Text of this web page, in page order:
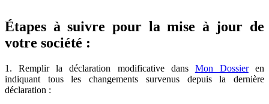
Étapes à suivre pour la mise à jour de
votre société :
1. Remplir la déclaration modificative dans Mon Dossieren
indiquant tous les changements survenus depuis la dernière
déclaration :